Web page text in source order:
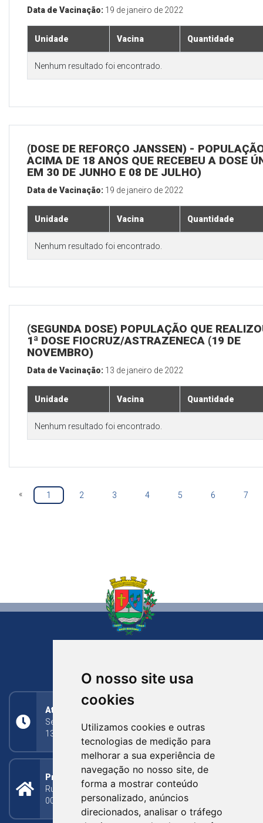
O nosso site usa
cookies
Utilizamos cookies e outras
tecnologias de medição para
melhorar a sua experiência de
navegação no nosso site, de
forma a mostrar conteúdo
personalizado, anúncios
direcionados, analisar o tráfego
Data de Vacinação: 19 de janeiro de 2022
Unidade Vacina Quantidade
Nenhum resultado foi encontrado.
(DOSE DE REFORÇO JANSSEN) -
ACIMA DE 18 ANOS QUE RECEBEU A DOSE
EM 30 DE JUNHO E 08 DE JULHO)
Data de Vacinação: 19 de janeiro de 2022
Unidade Vacina Quantidade
Nenhum resultado foi encontrado.
(SEGUNDA DOSE) POPULAÇÃO QUE
1ª DOSE FIOCRUZ/ASTRAZENECA (19 DE
NOVEMBRO)
Data de Vacinação: 13 de janeiro de 2022
Unidade Vacina Quantidade
Nenhum resultado foi encontrado.
« 1 2 3 4 5 6 7
Atendimento
Segunda a Sexta: 8h às 11h30min (manhã);
13h30min às 17h (tarde)
Prefeitura Municipal
Rua Silva Jardim, 505 - Bairro Centro - CEP: 95340-
000